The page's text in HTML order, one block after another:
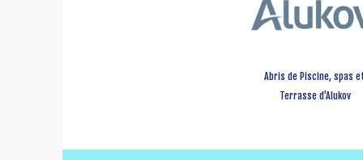
Abris de Piscine, spas
Terrasse d’Alukov